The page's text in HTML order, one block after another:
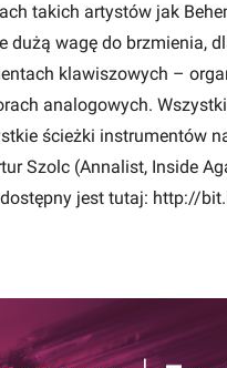
takich artystów jak
dużą wagę do brzmienia,
klawiszowych –
analogowych.
ścieżki instrumentów
Szolc (Annalist, Inside
jest tutaj: http://